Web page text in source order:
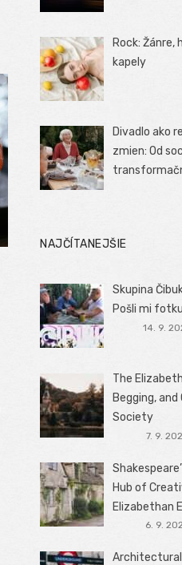
Rock: Žánre,
kapely
Divadlo ako
zmien: Od
NAJČÍTANEJŠIE
Skupina
Pošli mi fotku
14. 9.
The
Begging,
Society
7. 9.
Hub of
Elizabethan
6. 9.
Architectural